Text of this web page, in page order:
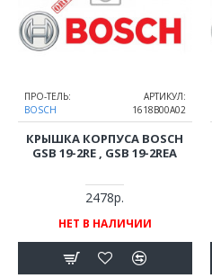
ПРО-ТЕЛЬ:
BOSCH
АРТИКУЛ:
1618B00A02
КРЫШКА КОРПУСА BOSCH
GSB 19-2RE , GSB 19-2REA
2478р.
НЕТ В НАЛИЧИИ